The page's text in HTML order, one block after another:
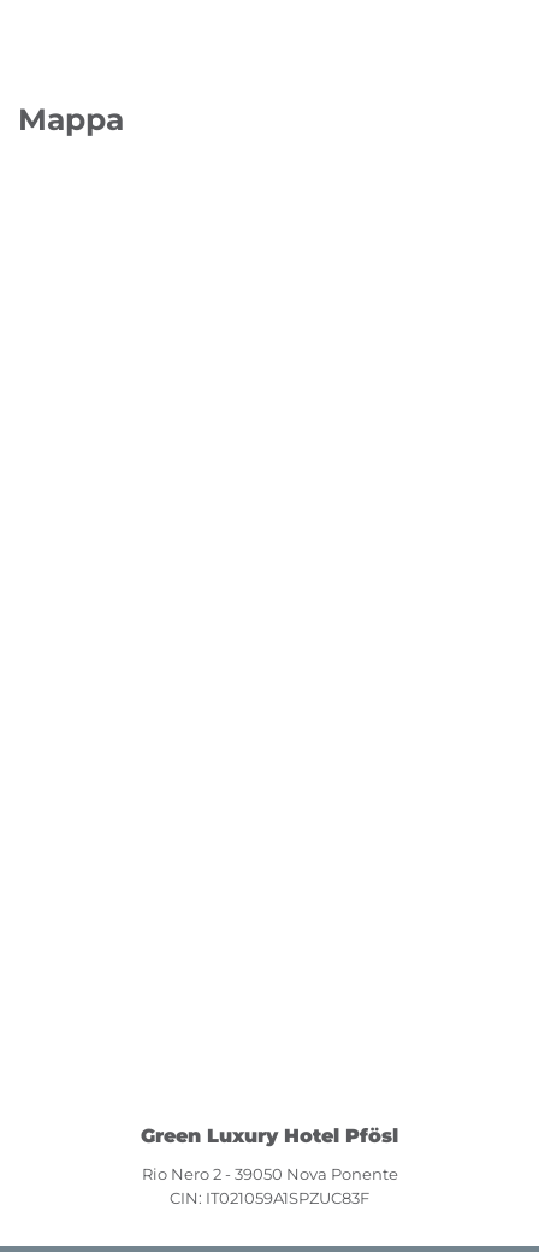
Mappa
Green Luxury Hotel Pfösl
Rio Nero 2 - 39050 Nova Ponente
CIN: IT021059A1SPZUC83F